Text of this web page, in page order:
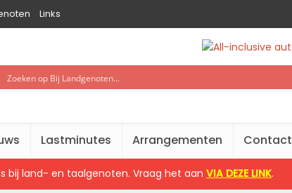
Links
Lastminutes Arrangementen Contact
bij land- en taalgenoten. Vraag het aan VIA DEZE LINK.